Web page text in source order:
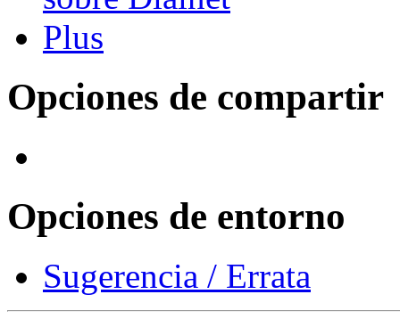
Opciones de compartir
Opciones de entorno
Sugerencia / Errata